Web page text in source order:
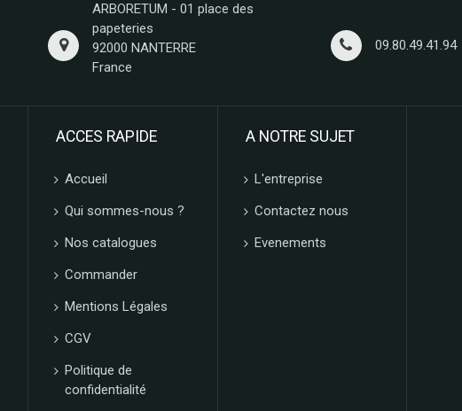
ARBORETUM - 01 place des
papeteries
92000 NANTERRE
France
09.80.49.41.94
ACCES RAPIDE
Accueil
Qui sommes-nous ?
Nos catalogues
Commander
Mentions Légales
CGV
Politique de
confidentialité
A NOTRE SUJET
L'entreprise
Contactez nous
Evenements